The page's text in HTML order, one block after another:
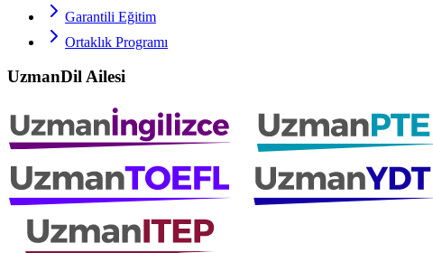
Garantili Eğitim
Ortaklık Programı
UzmanDil Ailesi